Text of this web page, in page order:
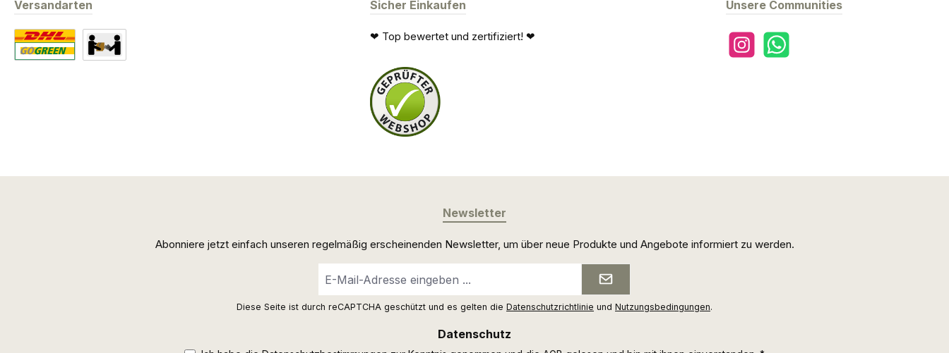
Unsere Communities
InstagramWhatsApp
Versandarten Sicher Einkaufen
❤ Top bewertet und zertifiziert! ❤
Newsletter
Abonniere jetzt einfach unseren regelmäßig erscheinenden Newsletter, um über neue Produkte und Angebote informiert zu werden.
Mail-
Diese Seite ist durch reCAPTCHA geschützt und es gelten die Datenschutzrichtlinie und Nutzungsbedingungen.
Datenschutz